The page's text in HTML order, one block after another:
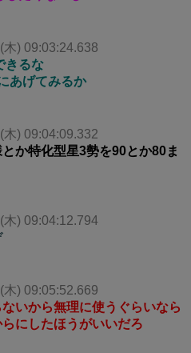
木) 09:03:24.638
きるな
あげてみるか
木) 09:04:09.332
か特化型星3勢を90とか80ま
木) 09:04:12.794
木) 09:05:52.669
いから無理に使うぐらいなら
にしたほうがいいだろ